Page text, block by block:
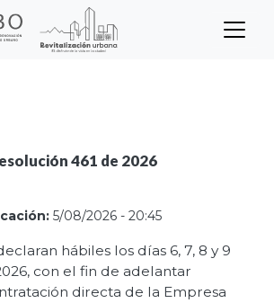
Empresa de
461 de 2026
5/08/2026 - 20:45
hábiles los días 6, 7, 8 y 9
con el fin de adelantar
directa de la Empresa